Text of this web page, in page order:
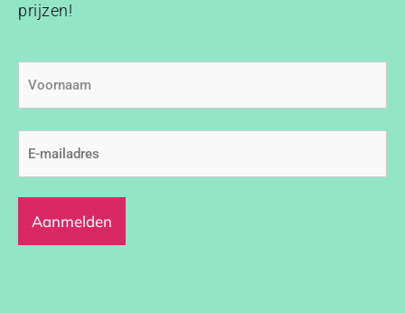
prijzen!
Voornaam
E-
mailadres